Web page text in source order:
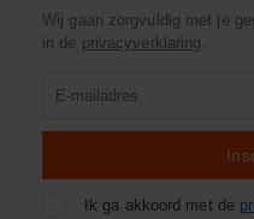
Wij gaan zorgvuldig met je
in de privacyverklaring.
Ik ga akkoord met de